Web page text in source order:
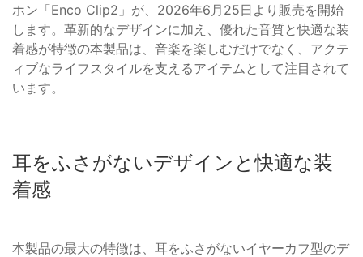
ホン「Enco Clip2」が、2026年6月25日より販売を開始
します。革新的なデザインに加え、優れた音質と快適な装
着感が特徴の本製品は、音楽を楽しむだけでなく、アクテ
ィブなライフスタイルを支えるアイテムとして注目されて
います。
耳をふさがないデザインと快適な装
着感
本製品の最大の特徴は、耳をふさがないイヤーカフ型のデ